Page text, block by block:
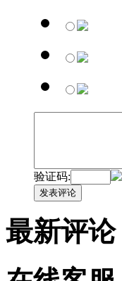
验证码:
发表评论
最新评论